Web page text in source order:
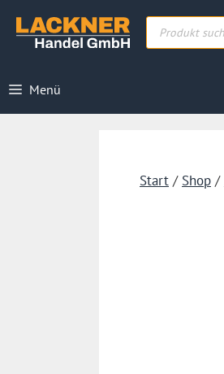
Inhalt
springen
Products
search
Menü
Start / Shop /